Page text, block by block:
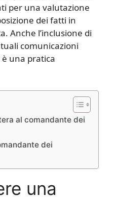
per una valutazione
dei fatti in
Anche l’inclusione di
comunicazioni
una pratica
al comandante dei
dei
una